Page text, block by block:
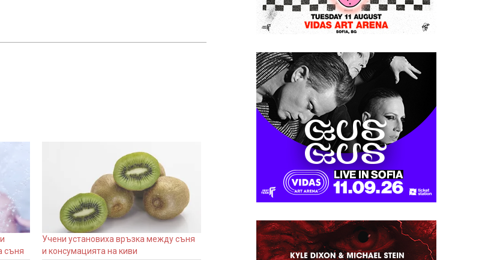
съня
Учени установиха връзка между съня
и консумацията на киви